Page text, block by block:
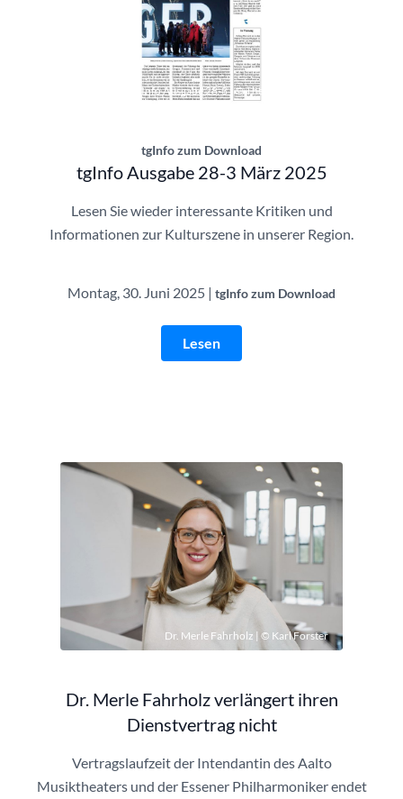
tgInfo Ausgabe 28-3 | © Theatergemeinde
tgInfo zum Download
tgInfo Ausgabe 28-3 März 2025
Lesen Sie wieder interessante Kritiken und
Informationen zur Kulturszene in unserer Region.
Montag, 30. Juni 2025 | tgInfo zum Download
Lesen
Dr. Merle Fahrholz | © Karl Forster
Dr. Merle Fahrholz verlängert ihren
Dienstvertrag nicht
Vertragslaufzeit der Intendantin des Aalto
Musiktheaters und der Essener Philharmoniker endet